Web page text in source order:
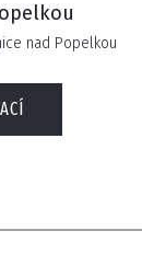
nad Popelkou